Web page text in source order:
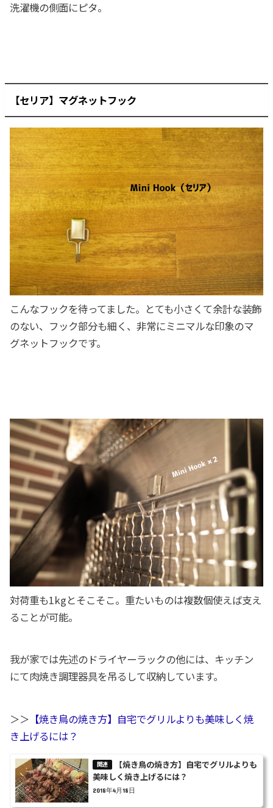
洗濯機の側面にピタ。
【セリア】マグネットフック
こんなフックを待ってました。とても小さくて余計な装飾
のない、フック部分も細く、非常にミニマルな印象のマ
グネットフックです。
対荷重も1kgとそこそこ。重たいものは複数個使えば支え
ることが可能。
我が家では先述のドライヤーラックの他には、キッチン
にて肉焼き調理器具を吊るして収納しています。
＞＞ 【焼き鳥の焼き方】自宅でグリルよりも美味しく焼
き上げるには？
【焼き鳥の焼き方】自宅でグリルよりも
美味しく焼き上げるには？
2018年4月18日